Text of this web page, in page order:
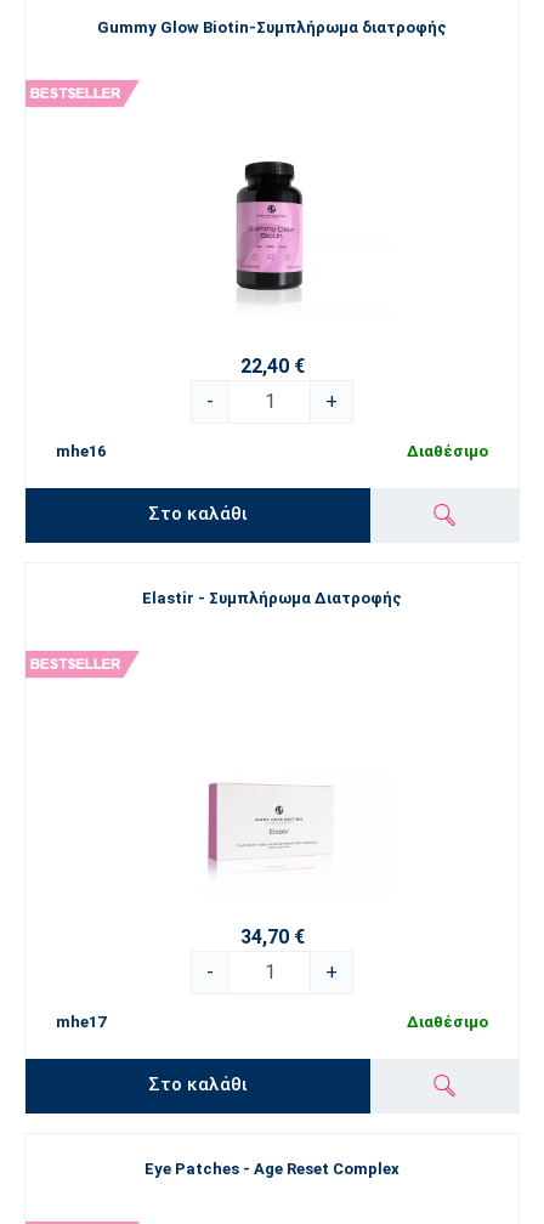
Gummy Glow Biotin-Συμπλήρωμα διατροφής
22,40 €
-
+
mhe16 Διαθέσιμο
Στο καλάθι
Elastir - Συμπλήρωμα Διατροφής
34,70 €
-
+
mhe17 Διαθέσιμο
Στο καλάθι
Eye Patches - Age Reset Complex